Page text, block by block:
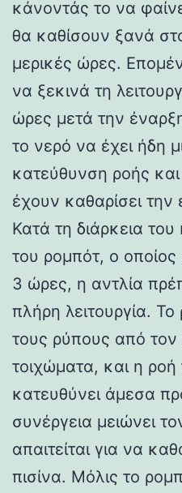
κάνοντάς το να
θα καθίσουν ξανά
μερικές ώρες.
να ξεκινά τη
ώρες μετά την
το νερό να έχει ήδη
κατεύθυνση ροής
έχουν καθαρίσει την
Κατά τη διάρκεια
του ρομπότ, ο
3 ώρες, η αντλία
πλήρη λειτουργία.
τους ρύπους από τον
τοιχώματα, και η ροή
κατευθύνει άμεσα
συνέργεια μειώνει
απαιτείται για να
πισίνα. Μόλις το